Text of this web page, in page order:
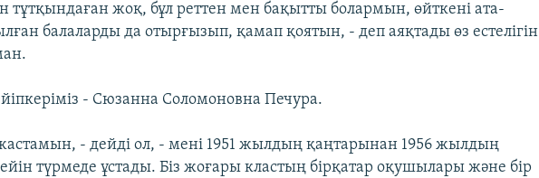
жоқ, бұл реттен мен бақытты болармын, өйткені ата-
балаларды да отырғызып, қамап қоятын, - деп аяқтады өз естелігін
- Сюзанна Соломоновна Печура.
- дейді ол, - мені 1951 жылдың қаңтарынан 1956 жылдың
түрмеде ұстады. Біз жоғары кластың бірқатар оқушылары және бір